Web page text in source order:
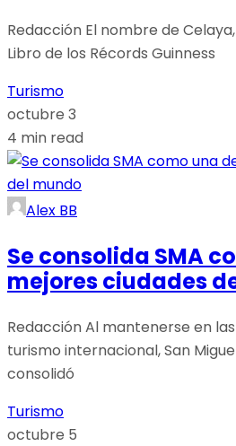
Redacción El nombre de
Libro de los Récords Guinness
Turismo
octubre 3
4 min read
Alex BB
Se consolida SMA
mejores ciudades
Redacción Al mantenerse en
turismo internacional, San
consolidó
Turismo
octubre 5